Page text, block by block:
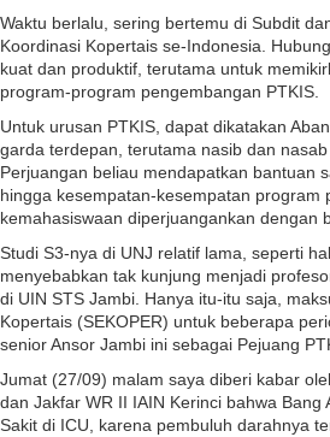
Waktu berlalu, sering bertemu di Subdit
Koordinasi Kopertais se-Indonesia.
kuat dan produktif, terutama untuk
program-program pengembangan PTKIS.
Untuk urusan PTKIS, dapat dikatakan
garda terdepan, terutama nasib dan nasab
Perjuangan beliau mendapatkan bantuan
hingga kesempatan-kesempatan program
kemahasiswaan diperjuangankan dengan
Studi S3-nya di UNJ relatif lama, seperti
menyebabkan tak kunjung menjadi
di UIN STS Jambi. Hanya itu-itu saja,
Kopertais (SEKOPER) untuk beberapa
senior Ansor Jambi ini sebagai Pejuang
Jumat (27/09) malam saya diberi kabar
dan Jakfar WR II IAIN Kerinci bahwa Bang
Sakit di ICU, karena pembuluh darahnya